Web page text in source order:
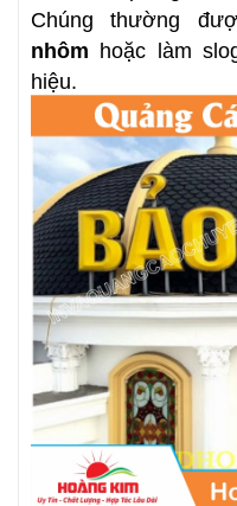
Chúng thường
nhôm hoặc làm
hiệu.